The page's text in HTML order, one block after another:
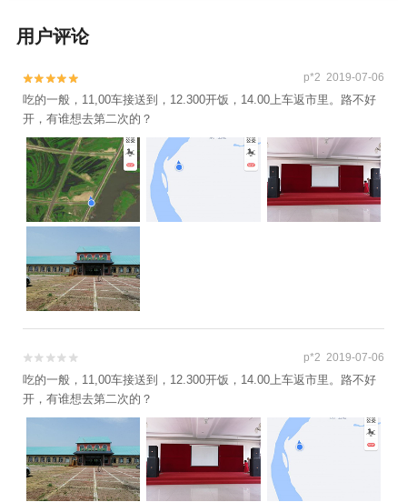
用户评论

 p*2 2019-07-06
吃的一般，11,00车接送到，12.300开饭，14.00上车返市里。路不好
开，有谁想去第二次的？

 p*2 2019-07-06
吃的一般，11,00车接送到，12.300开饭，14.00上车返市里。路不好
开，有谁想去第二次的？